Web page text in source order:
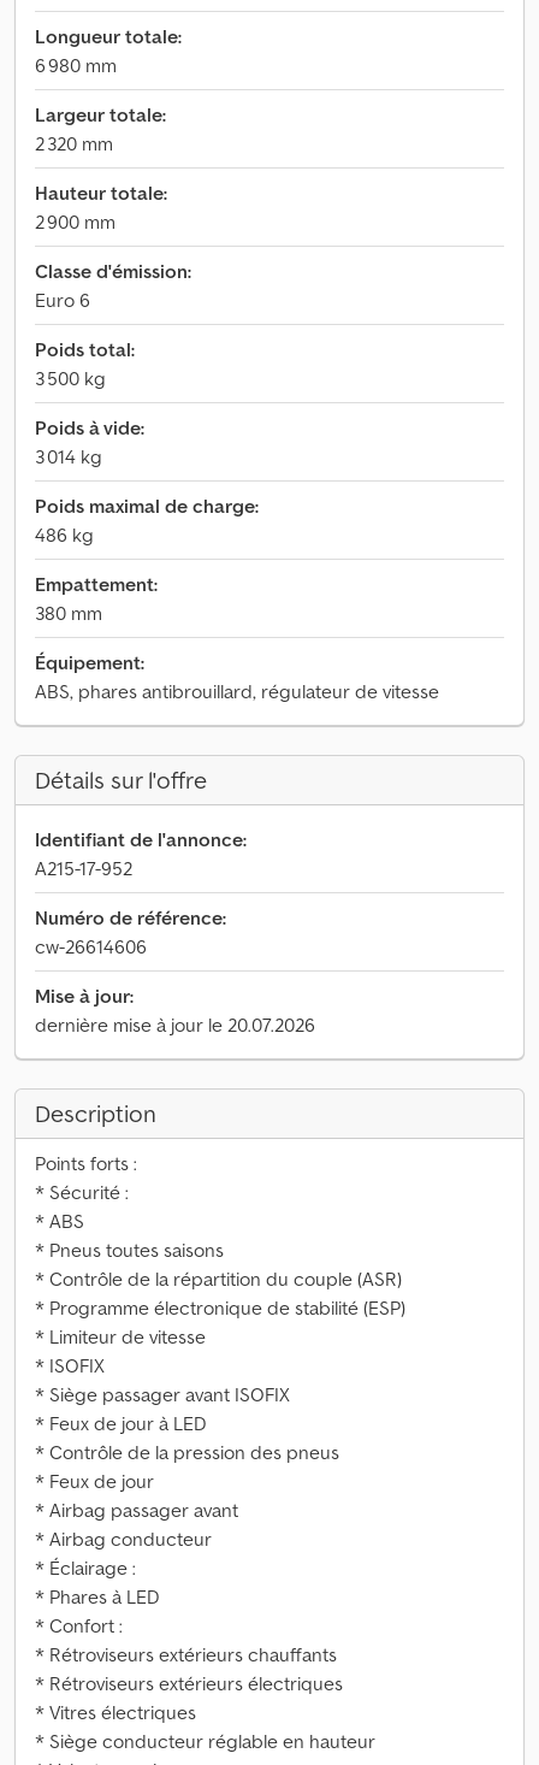
Longueur totale:
6 980 mm
Largeur totale:
2 320 mm
Hauteur totale:
2 900 mm
Classe d'émission:
Euro 6
Poids total:
3 500 kg
Poids à vide:
3 014 kg
Poids maximal de charge:
486 kg
Empattement:
380 mm
Équipement:
ABS, phares antibrouillard, régulateur de vitesse
Détails sur l'offre
Identifiant de l'annonce:
A215-17-952
Numéro de référence:
cw-26614606
Mise à jour:
dernière mise à jour le 20.07.2026
Description
Points forts :
* Sécurité :
* ABS
* Pneus toutes saisons
* Contrôle de la répartition du couple (ASR)
* Programme électronique de stabilité (ESP)
* Limiteur de vitesse
* ISOFIX
* Siège passager avant ISOFIX
* Feux de jour à LED
* Contrôle de la pression des pneus
* Feux de jour
* Airbag passager avant
* Airbag conducteur
* Éclairage :
* Phares à LED
* Confort :
* Rétroviseurs extérieurs chauffants
* Rétroviseurs extérieurs électriques
* Vitres électriques
* Siège conducteur réglable en hauteur